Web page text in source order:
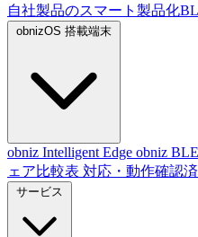
自社製品のスマート製品化
obniz Intelligent Edge obniz
ェア比較表 対応・動作確認